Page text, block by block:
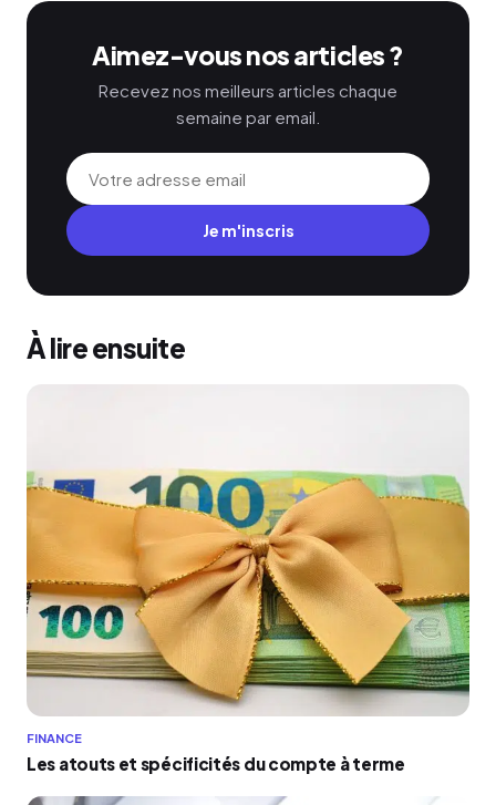
Aimez-vous nos articles ?
Recevez nos meilleurs articles chaque
semaine par email.
Je m'inscris
À lire ensuite
FINANCE
Les atouts et spécificités du compte à terme